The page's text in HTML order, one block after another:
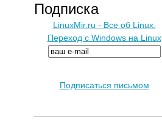
Подписка
LinuxMir.ru - Все об Linux.
Переход с Windows на Linux
Подписаться письмом